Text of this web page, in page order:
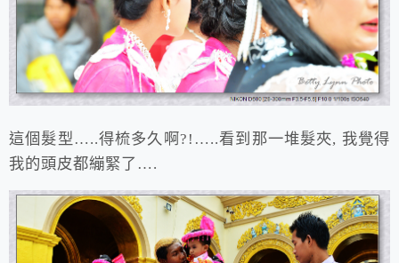
這個髮型…..得梳多久啊?!…..看到那一堆髮夾, 我覺得
我的頭皮都繃緊了….